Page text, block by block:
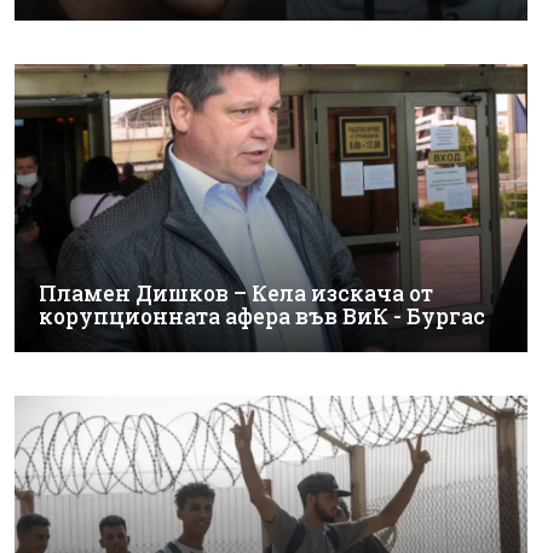
Пламен Дишков – Кела изскача от
корупционната афера във ВиК - Бургас